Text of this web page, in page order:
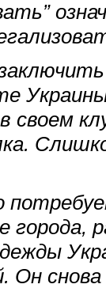
своем
города,
Он